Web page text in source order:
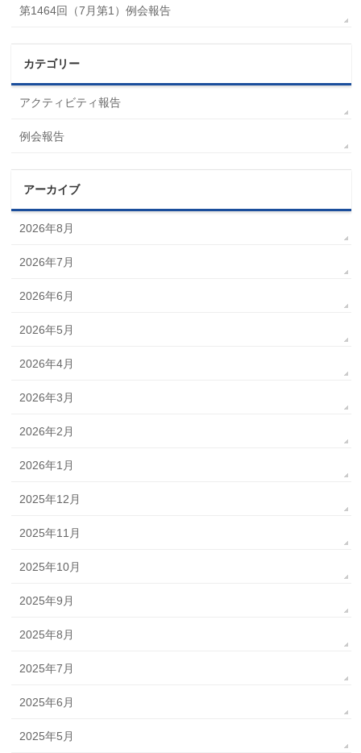
第1464回（7月第1）例会報告
カテゴリー
アクティビティ報告
例会報告
アーカイブ
2026年8月
2026年7月
2026年6月
2026年5月
2026年4月
2026年3月
2026年2月
2026年1月
2025年12月
2025年11月
2025年10月
2025年9月
2025年8月
2025年7月
2025年6月
2025年5月